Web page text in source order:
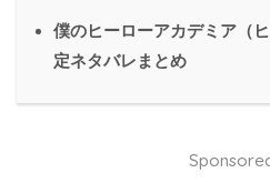
僕のヒーローアカデミア（
定ネタバレまとめ